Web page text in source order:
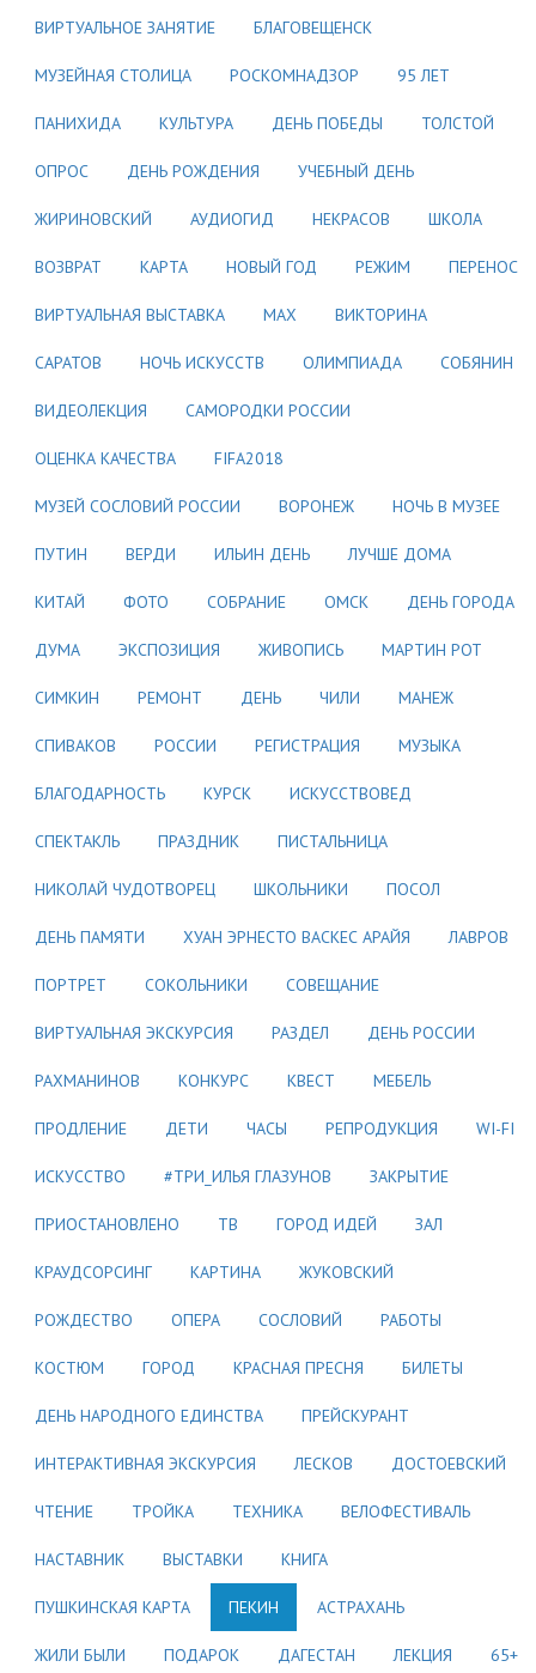
ВИРТУАЛЬНОЕ ЗАНЯТИЕ БЛАГОВЕЩЕНСК
МУЗЕЙНАЯ СТОЛИЦА РОСКОМНАДЗОР 95 ЛЕТ
ПАНИХИДА КУЛЬТУРА ДЕНЬ ПОБЕДЫ ТОЛСТОЙ
ОПРОС ДЕНЬ РОЖДЕНИЯ УЧЕБНЫЙ ДЕНЬ
ЖИРИНОВСКИЙ АУДИОГИД НЕКРАСОВ ШКОЛА
ВОЗВРАТ КАРТА НОВЫЙ ГОД РЕЖИМ ПЕРЕНОС
ВИРТУАЛЬНАЯ ВЫСТАВКА МАХ ВИКТОРИНА
САРАТОВ НОЧЬ ИСКУССТВ ОЛИМПИАДА СОБЯНИН
ВИДЕОЛЕКЦИЯ САМОРОДКИ РОССИИ
ОЦЕНКА КАЧЕСТВА FIFA2018
МУЗЕЙ СОСЛОВИЙ РОССИИ ВОРОНЕЖ НОЧЬ В МУЗЕЕ
ПУТИН ВЕРДИ ИЛЬИН ДЕНЬ ЛУЧШЕ ДОМА
КИТАЙ ФОТО СОБРАНИЕ ОМСК ДЕНЬ ГОРОДА
ДУМА ЭКСПОЗИЦИЯ ЖИВОПИСЬ МАРТИН РОТ
СИМКИН РЕМОНТ ДЕНЬ ЧИЛИ МАНЕЖ
СПИВАКОВ РОССИИ РЕГИСТРАЦИЯ МУЗЫКА
БЛАГОДАРНОСТЬ КУРСК ИСКУССТВОВЕД
СПЕКТАКЛЬ ПРАЗДНИК ПИСТАЛЬНИЦА
НИКОЛАЙ ЧУДОТВОРЕЦ ШКОЛЬНИКИ ПОСОЛ
ДЕНЬ ПАМЯТИ ХУАН ЭРНЕСТО ВАСКЕС АРАЙЯ ЛАВРОВ
ПОРТРЕТ СОКОЛЬНИКИ СОВЕЩАНИЕ
ВИРТУАЛЬНАЯ ЭКСКУРСИЯ РАЗДЕЛ ДЕНЬ РОССИИ
РАХМАНИНОВ КОНКУРС КВЕСТ МЕБЕЛЬ
ПРОДЛЕНИЕ ДЕТИ ЧАСЫ РЕПРОДУКЦИЯ WI-FI
ИСКУССТВО #ТРИ_ИЛЬЯ ГЛАЗУНОВ ЗАКРЫТИЕ
ПРИОСТАНОВЛЕНО ТВ ГОРОД ИДЕЙ ЗАЛ
КРАУДСОРСИНГ КАРТИНА ЖУКОВСКИЙ
РОЖДЕСТВО ОПЕРА СОСЛОВИЙ РАБОТЫ
КОСТЮМ ГОРОД КРАСНАЯ ПРЕСНЯ БИЛЕТЫ
ДЕНЬ НАРОДНОГО ЕДИНСТВА ПРЕЙСКУРАНТ
ИНТЕРАКТИВНАЯ ЭКСКУРСИЯ ЛЕСКОВ ДОСТОЕВСКИЙ
ЧТЕНИЕ ТРОЙКА ТЕХНИКА ВЕЛОФЕСТИВАЛЬ
НАСТАВНИК ВЫСТАВКИ КНИГА
ПУШКИНСКАЯ КАРТА ПЕКИН АСТРАХАНЬ
ЖИЛИ БЫЛИ ПОДАРОК ДАГЕСТАН ЛЕКЦИЯ 65+